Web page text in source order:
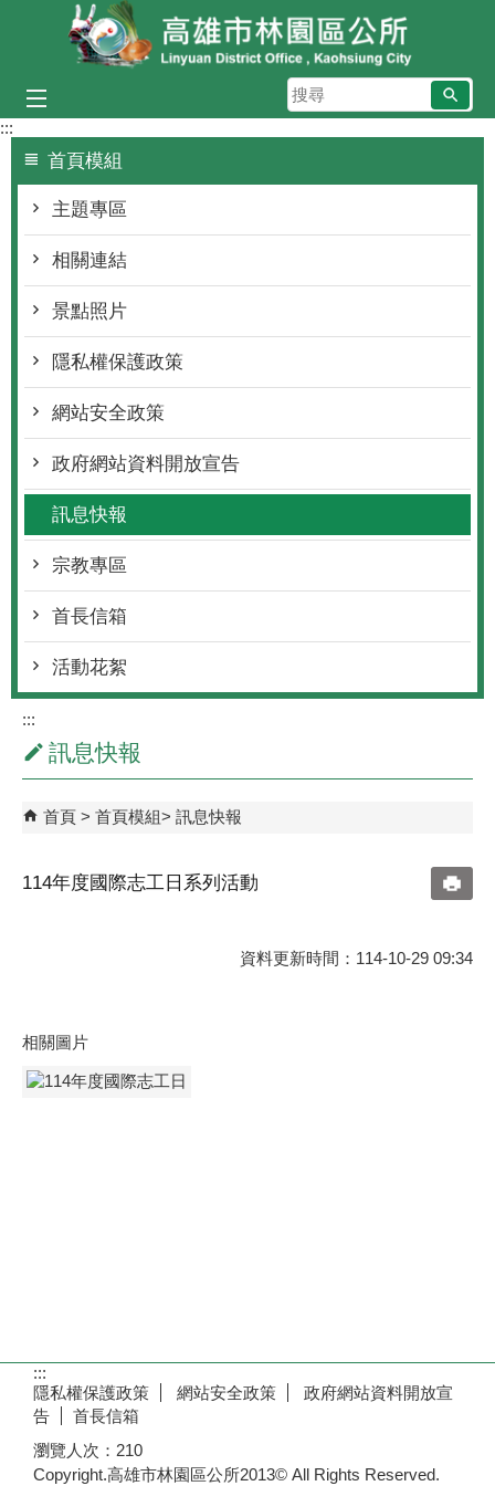
跳到主要內容區塊
搜
尋
:::
首頁模組
主題專區
相關連結
景點照片
隱私權保護政策
網站安全政策
政府網站資料開放宣告
訊息快報
宗教專區
首長信箱
活動花絮
:::
訊息快報
首頁 首頁模組 訊息快報
114年度國際志工日系列活動
資料更新時間：114-10-29 09:34
相關圖片
:::
隱私權保護政策
網站安全政策
政府網站資料開放宣
告
首長信箱
瀏覽人次： 210
Copyright.高雄市林園區公所2013© All Rights Reserved.